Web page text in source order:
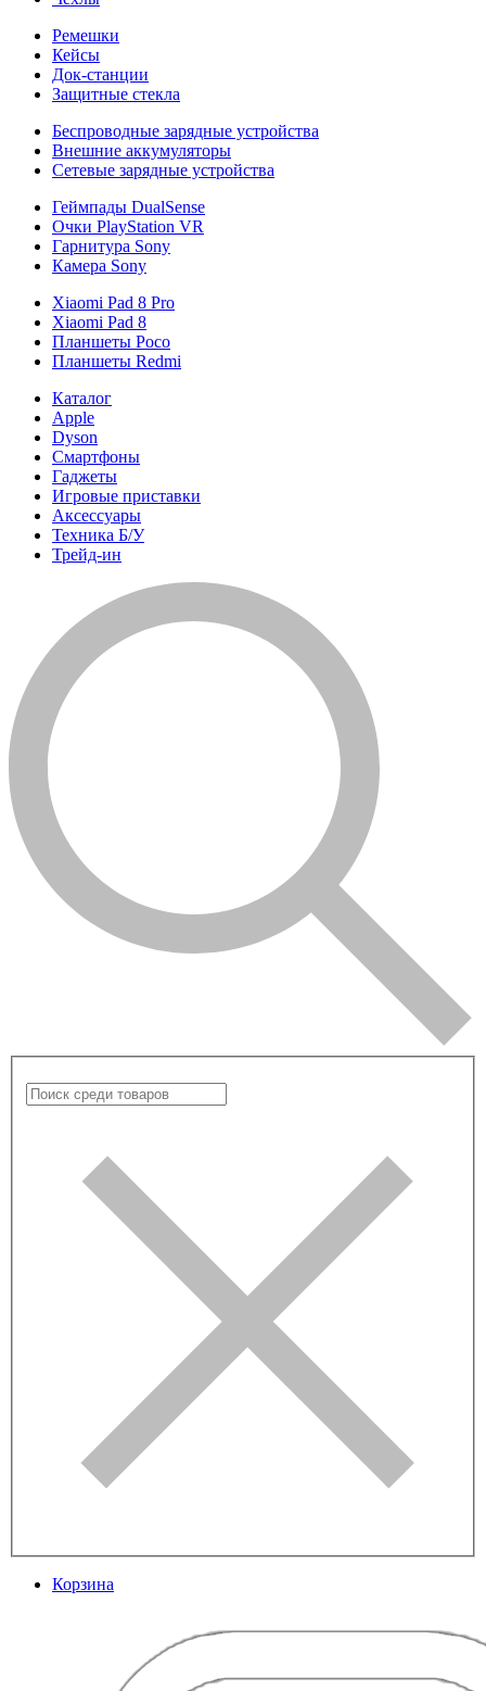
Ремешки
Кейсы
Док-станции
Защитные стекла
Беспроводные зарядные устройства
Внешние аккумуляторы
Сетевые зарядные устройства
Геймпады DualSense
Очки PlayStation VR
Гарнитура Sony
Камера Sony
Xiaomi Pad 8 Pro
Xiaomi Pad 8
Планшеты Poco
Планшеты Redmi
Каталог
Apple
Dyson
Смартфоны
Гаджеты
Игровые приставки
Аксессуары
Техника Б/У
Трейд-ин
Корзина